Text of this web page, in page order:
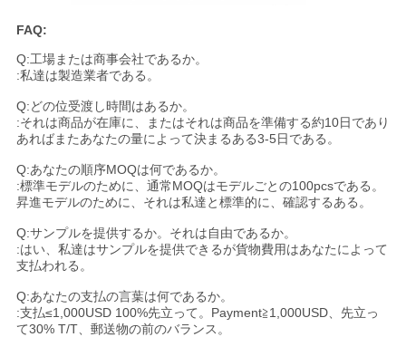
FAQ:
Q:工場または商事会社であるか。
:私達は製造業者である。
Q:どの位受渡し時間はあるか。
:それは商品が在庫に、またはそれは商品を準備する約10日であり
あればまたあなたの量によって決まるある3-5日である。
Q:あなたの順序MOQは何であるか。
:標準モデルのために、通常MOQはモデルごとの100pcsである。
昇進モデルのために、それは私達と標準的に、確認するある。
Q:サンプルを提供するか。それは自由であるか。
:はい、私達はサンプルを提供できるが貨物費用はあなたによって
支払われる。
Q:あなたの支払の言葉は何であるか。
:支払≤1,000USD 100%先立って。Payment≧1,000USD、先立っ
て30% T/T、郵送物の前のバランス。